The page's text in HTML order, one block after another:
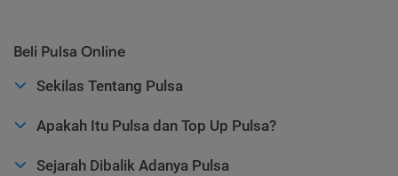
Beli Pulsa Online
Sekilas Tentang Pulsa
Apakah Itu Pulsa dan Top Up Pulsa?
Sejarah Dibalik Adanya Pulsa